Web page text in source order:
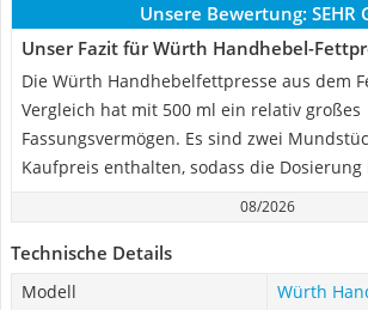
Unsere Bewertung: SEHR
Unser Fazit für Würth Handhebel-
Die Würth Handhebelfettpresse aus dem
Vergleich hat mit 500 ml ein relativ großes
Fassungsvermögen. Es sind zwei
Kaufpreis enthalten, sodass die
08/2026
Technische Details
Modell
Würth